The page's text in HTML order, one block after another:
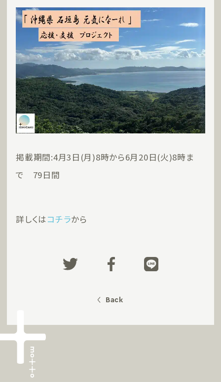
掲載期間:4月3日(月)8時から6月20日(火)8時ま
で 79日間
詳しくはコチラから
Back